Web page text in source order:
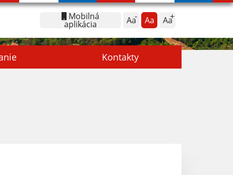
Mobilná
aplikácia Aa Aa Aa
Kontakty